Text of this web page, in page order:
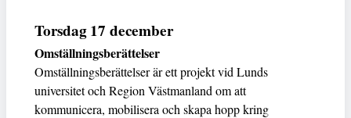
Torsdag 17 december
Omställningsberättelser
Omställningsberättelser är ett projekt vid Lunds
universitet och Region Västmanland om att
kommunicera, mobilisera och skapa hopp kring